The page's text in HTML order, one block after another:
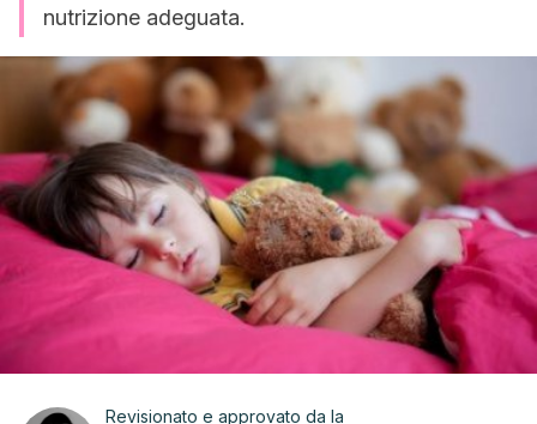
nutrizione adeguata.
Revisionato e approvato da la